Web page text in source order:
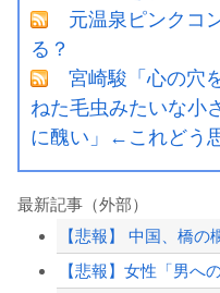
元温泉ピンクコ
る？
宮崎駿「心の穴
ねた毛虫みたいな小
に醜い」←これどう
最新記事（外部）